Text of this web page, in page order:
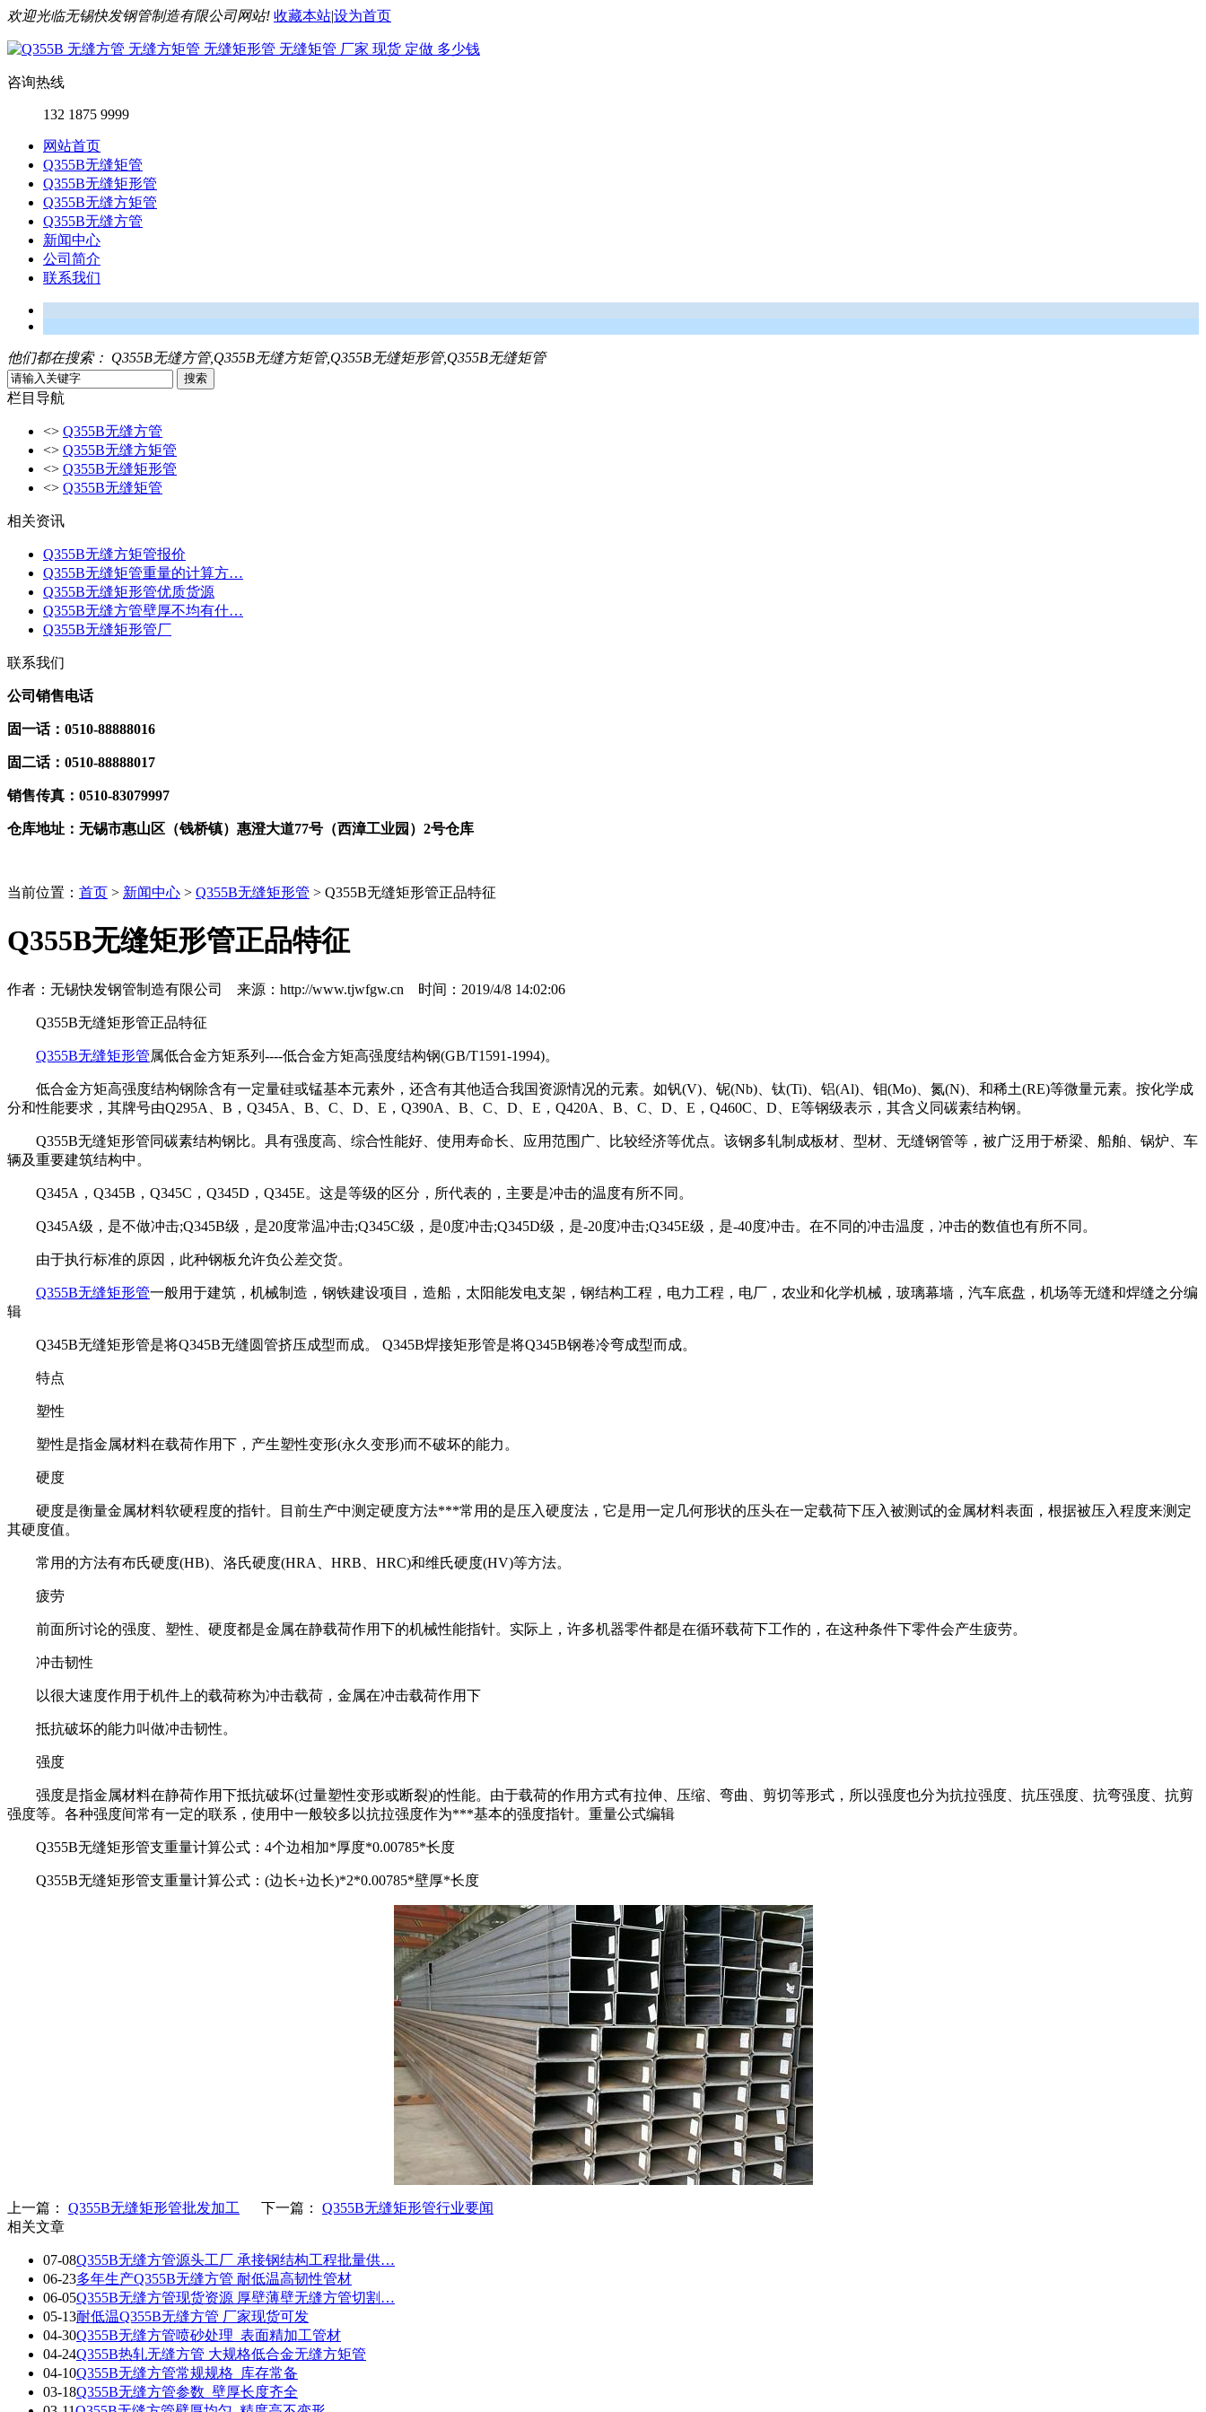
欢迎光临无锡快发钢管制造有限公司网站! 收藏本站|设为首页
咨询热线
132 1875 9999
网站首页
Q355B无缝矩管
Q355B无缝矩形管
Q355B无缝方矩管
Q355B无缝方管
新闻中心
公司简介
联系我们
他们都在搜索： Q355B无缝方管,Q355B无缝方矩管,Q355B无缝矩形管,Q355B无缝矩管
栏目导航
<> Q355B无缝方管
<> Q355B无缝方矩管
<> Q355B无缝矩形管
<> Q355B无缝矩管
相关资讯
Q355B无缝方矩管报价
Q355B无缝矩管重量的计算方…
Q355B无缝矩形管优质货源
Q355B无缝方管壁厚不均有什…
Q355B无缝矩形管厂
联系我们
公司销售电话
固一话：0510-88888016
固二话：0510-88888017
销售传真：0510-83079997
仓库地址：无锡市惠山区（钱桥镇）惠澄大道77号（西漳工业园）2号仓库
当前位置： 首页 > 新闻中心 > Q355B无缝矩形管 > Q355B无缝矩形管正品特征
Q355B无缝矩形管正品特征
作者：无锡快发钢管制造有限公司 来源：http://www.tjwfgw.cn 时间：2019/4/8 14:02:06
Q355B无缝矩形管正品特征
Q355B无缝矩形管属低合金方矩系列----低合金方矩高强度结构钢(GB/T1591-1994)。
低合金方矩高强度结构钢除含有一定量硅或锰基本元素外，还含有其他适合我国资源情况的元素。如钒(V)、铌(Nb)、钛(Ti)、铝(Al)、钼(Mo)、氮(N)、和稀土(RE)等微量元素。按化学成
分和性能要求，其牌号由Q295A、B，Q345A、B、C、D、E，Q390A、B、C、D、E，Q420A、B、C、D、E，Q460C、D、E等钢级表示，其含义同碳素结构钢。
Q355B无缝矩形管同碳素结构钢比。具有强度高、综合性能好、使用寿命长、应用范围广、比较经济等优点。该钢多轧制成板材、型材、无缝钢管等，被广泛用于桥梁、船舶、锅炉、车
辆及重要建筑结构中。
Q345A，Q345B，Q345C，Q345D，Q345E。这是等级的区分，所代表的，主要是冲击的温度有所不同。
Q345A级，是不做冲击;Q345B级，是20度常温冲击;Q345C级，是0度冲击;Q345D级，是-20度冲击;Q345E级，是-40度冲击。在不同的冲击温度，冲击的数值也有所不同。
由于执行标准的原因，此种钢板允许负公差交货。
Q355B无缝矩形管一般用于建筑，机械制造，钢铁建设项目，造船，太阳能发电支架，钢结构工程，电力工程，电厂，农业和化学机械，玻璃幕墙，汽车底盘，机场等无缝和焊缝之分编
辑
Q345B无缝矩形管是将Q345B无缝圆管挤压成型而成。 Q345B焊接矩形管是将Q345B钢卷冷弯成型而成。
特点
塑性
塑性是指金属材料在载荷作用下，产生塑性变形(永久变形)而不破坏的能力。
硬度
硬度是衡量金属材料软硬程度的指针。目前生产中测定硬度方法***常用的是压入硬度法，它是用一定几何形状的压头在一定载荷下压入被测试的金属材料表面，根据被压入程度来测定
其硬度值。
常用的方法有布氏硬度(HB)、洛氏硬度(HRA、HRB、HRC)和维氏硬度(HV)等方法。
疲劳
前面所讨论的强度、塑性、硬度都是金属在静载荷作用下的机械性能指针。实际上，许多机器零件都是在循环载荷下工作的，在这种条件下零件会产生疲劳。
冲击韧性
以很大速度作用于机件上的载荷称为冲击载荷，金属在冲击载荷作用下
抵抗破坏的能力叫做冲击韧性。
强度
强度是指金属材料在静荷作用下抵抗破坏(过量塑性变形或断裂)的性能。由于载荷的作用方式有拉伸、压缩、弯曲、剪切等形式，所以强度也分为抗拉强度、抗压强度、抗弯强度、抗剪
强度等。各种强度间常有一定的联系，使用中一般较多以抗拉强度作为***基本的强度指针。重量公式编辑
Q355B无缝矩形管支重量计算公式：4个边相加*厚度*0.00785*长度
Q355B无缝矩形管支重量计算公式：(边长+边长)*2*0.00785*壁厚*长度
上一篇： Q355B无缝矩形管批发加工 下一篇： Q355B无缝矩形管行业要闻
相关文章
07-08Q355B无缝方管源头工厂 承接钢结构工程批量供…
06-23多年生产Q355B无缝方管 耐低温高韧性管材
06-05Q355B无缝方管现货资源 厚壁薄壁无缝方管切割…
05-13耐低温Q355B无缝方管 厂家现货可发
04-30Q355B无缝方管喷砂处理_表面精加工管材
04-24Q355B热轧无缝方管 大规格低合金无缝方矩管
04-10Q355B无缝方管常规规格_库存常备
03-18Q355B无缝方管参数_壁厚长度齐全